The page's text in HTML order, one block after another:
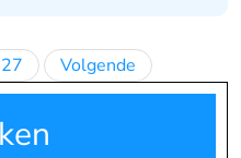
27 Volgende